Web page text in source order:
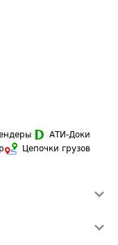
АТИ-Доки
Цепочки грузов